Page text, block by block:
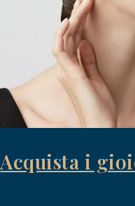
Acquista i